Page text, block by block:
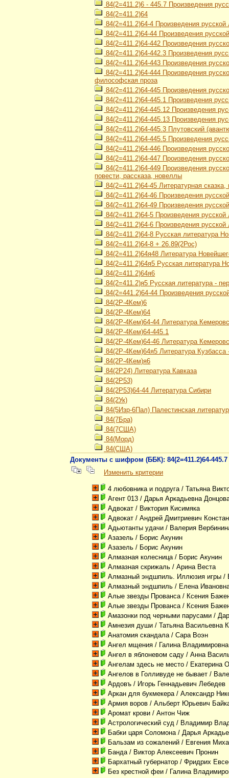
84(2=411.2)6 - 445.7 Произведения
84(2=411.2)64
84(2=411.2)64-4 Произведения
84(2=411.2)64-44 Произведения
84(2=411.2)64-442 Произведения
84(2=411.2)64-442.3 Произведения
84(2=411.2)64-443 Произведения
84(2=411.2)64-444 Произведения
философская проза
84(2=411.2)64-445 Произведения
84(2=411.2)64-445.1 Произведения
84(2=411.2)64-445.12 Произведения
84(2=411.2)64-445.13 Произведения
84(2=411.2)64-445.3 Плутовский
84(2=411.2)64-445.5 Произведения
84(2=411.2)64-446 Произведения
84(2=411.2)64-447 Произведения
84(2=411.2)64-449 Произведения
повести, рассказа, новеллы
84(2=411.2)64-45 Литературная сказка,
84(2=411.2)64-46 Произведения
84(2=411.2)64-49 Произведения
84(2=411.2)64-5 Произведения
84(2=411.2)64-6 Произведения
84(2=411.2)64-8 Русская литература
84(2=411.2)64-8 + 26.89(2Рос)
84(2=411.2)64я48 Литература
84(2=411.2)64я5 Русская литература
84(2=411.2)64я6
84(2=411.2)я5 Русская литература -
84(2=441.2)64-44 Произведения
84(2Р-4Кем)6
84(2Р-4Кем)64
84(2Р-4Кем)64-44 Литература
84(2Р-4Кем)64-445.1
84(2Р-4Кем)64-46 Литература
84(2Р-4Кем)64я5 Литература
84(2Р-4Кем)я6
84(2Р24) Литература Кавказа
84(2Р53)
84(2Р53)64-44 Литература Сибири
84(2Ук)
84(5Изр-6Пал) Палестинская
84(7Бра)
84(7США)
84(Морд)
84(США)
Документы с шифром (ББК): 84(2=411.2)64-445.7
Изменить критерии
4 любовника и подруга/ Татьяна
Агент 013 / Дарья Аркадьевна
Адвокат / Виктория Кисимяка
Адвокат / Андрей Дмитриевич
Адьютанты удачи / Валерия
Азазель / Борис Акунин
Азазель / Борис Акунин
Алмазная колесница/ Борис Акунин
Алмазная скрижаль / Арина Веста
Алмазный эндшпиль. Иллюзия игры /
Алмазный эндшпиль / Елена
Алые звезды Прованса/ Ксения
Алые звезды Прованса/ Ксения
Амазонки под черными парусами /
Амнезия души / Татьяна Васильевна
Анатомия скандала/ Сара Воэн
Ангел мщения / Галина
Ангел в яблоневом саду / Анна
Ангелам здесь не место / Екатерина
Ангелов в Голливуде не бывает /
Ардовъ / Игорь Геннадьевич Лебедев
Аркан для букмекера/ Александр
Армия воров / Альберт Юрьевич
Аромат крови / Антон Чиж
Астрологический суд / Владимир
Бабки царя Соломона/ Дарья
Бальзам из сожалений / Евгения
Банда/ Виктор Алексеевич Пронин
Бархатный губернатор / Фридрих
Без крестной феи / Галина